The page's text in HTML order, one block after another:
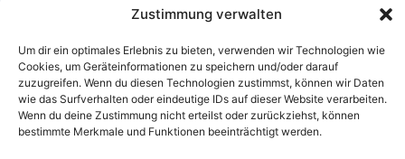
Zustimmung verwalten
Um dir ein optimales Erlebnis zu bieten, verwenden wir Technologien wie
Cookies, um Geräteinformationen zu speichern und/oder darauf
zuzugreifen. Wenn du diesen Technologien zustimmst, können wir Daten
wie das Surfverhalten oder eindeutige IDs auf dieser Website verarbeiten.
Wenn du deine Zustimmung nicht erteilst oder zurückziehst, können
bestimmte Merkmale und Funktionen beeinträchtigt werden.
80337 München
Tel. +49(0)89 544 599 0
E-Mail:info@tost.de
Öffnungszeiten: